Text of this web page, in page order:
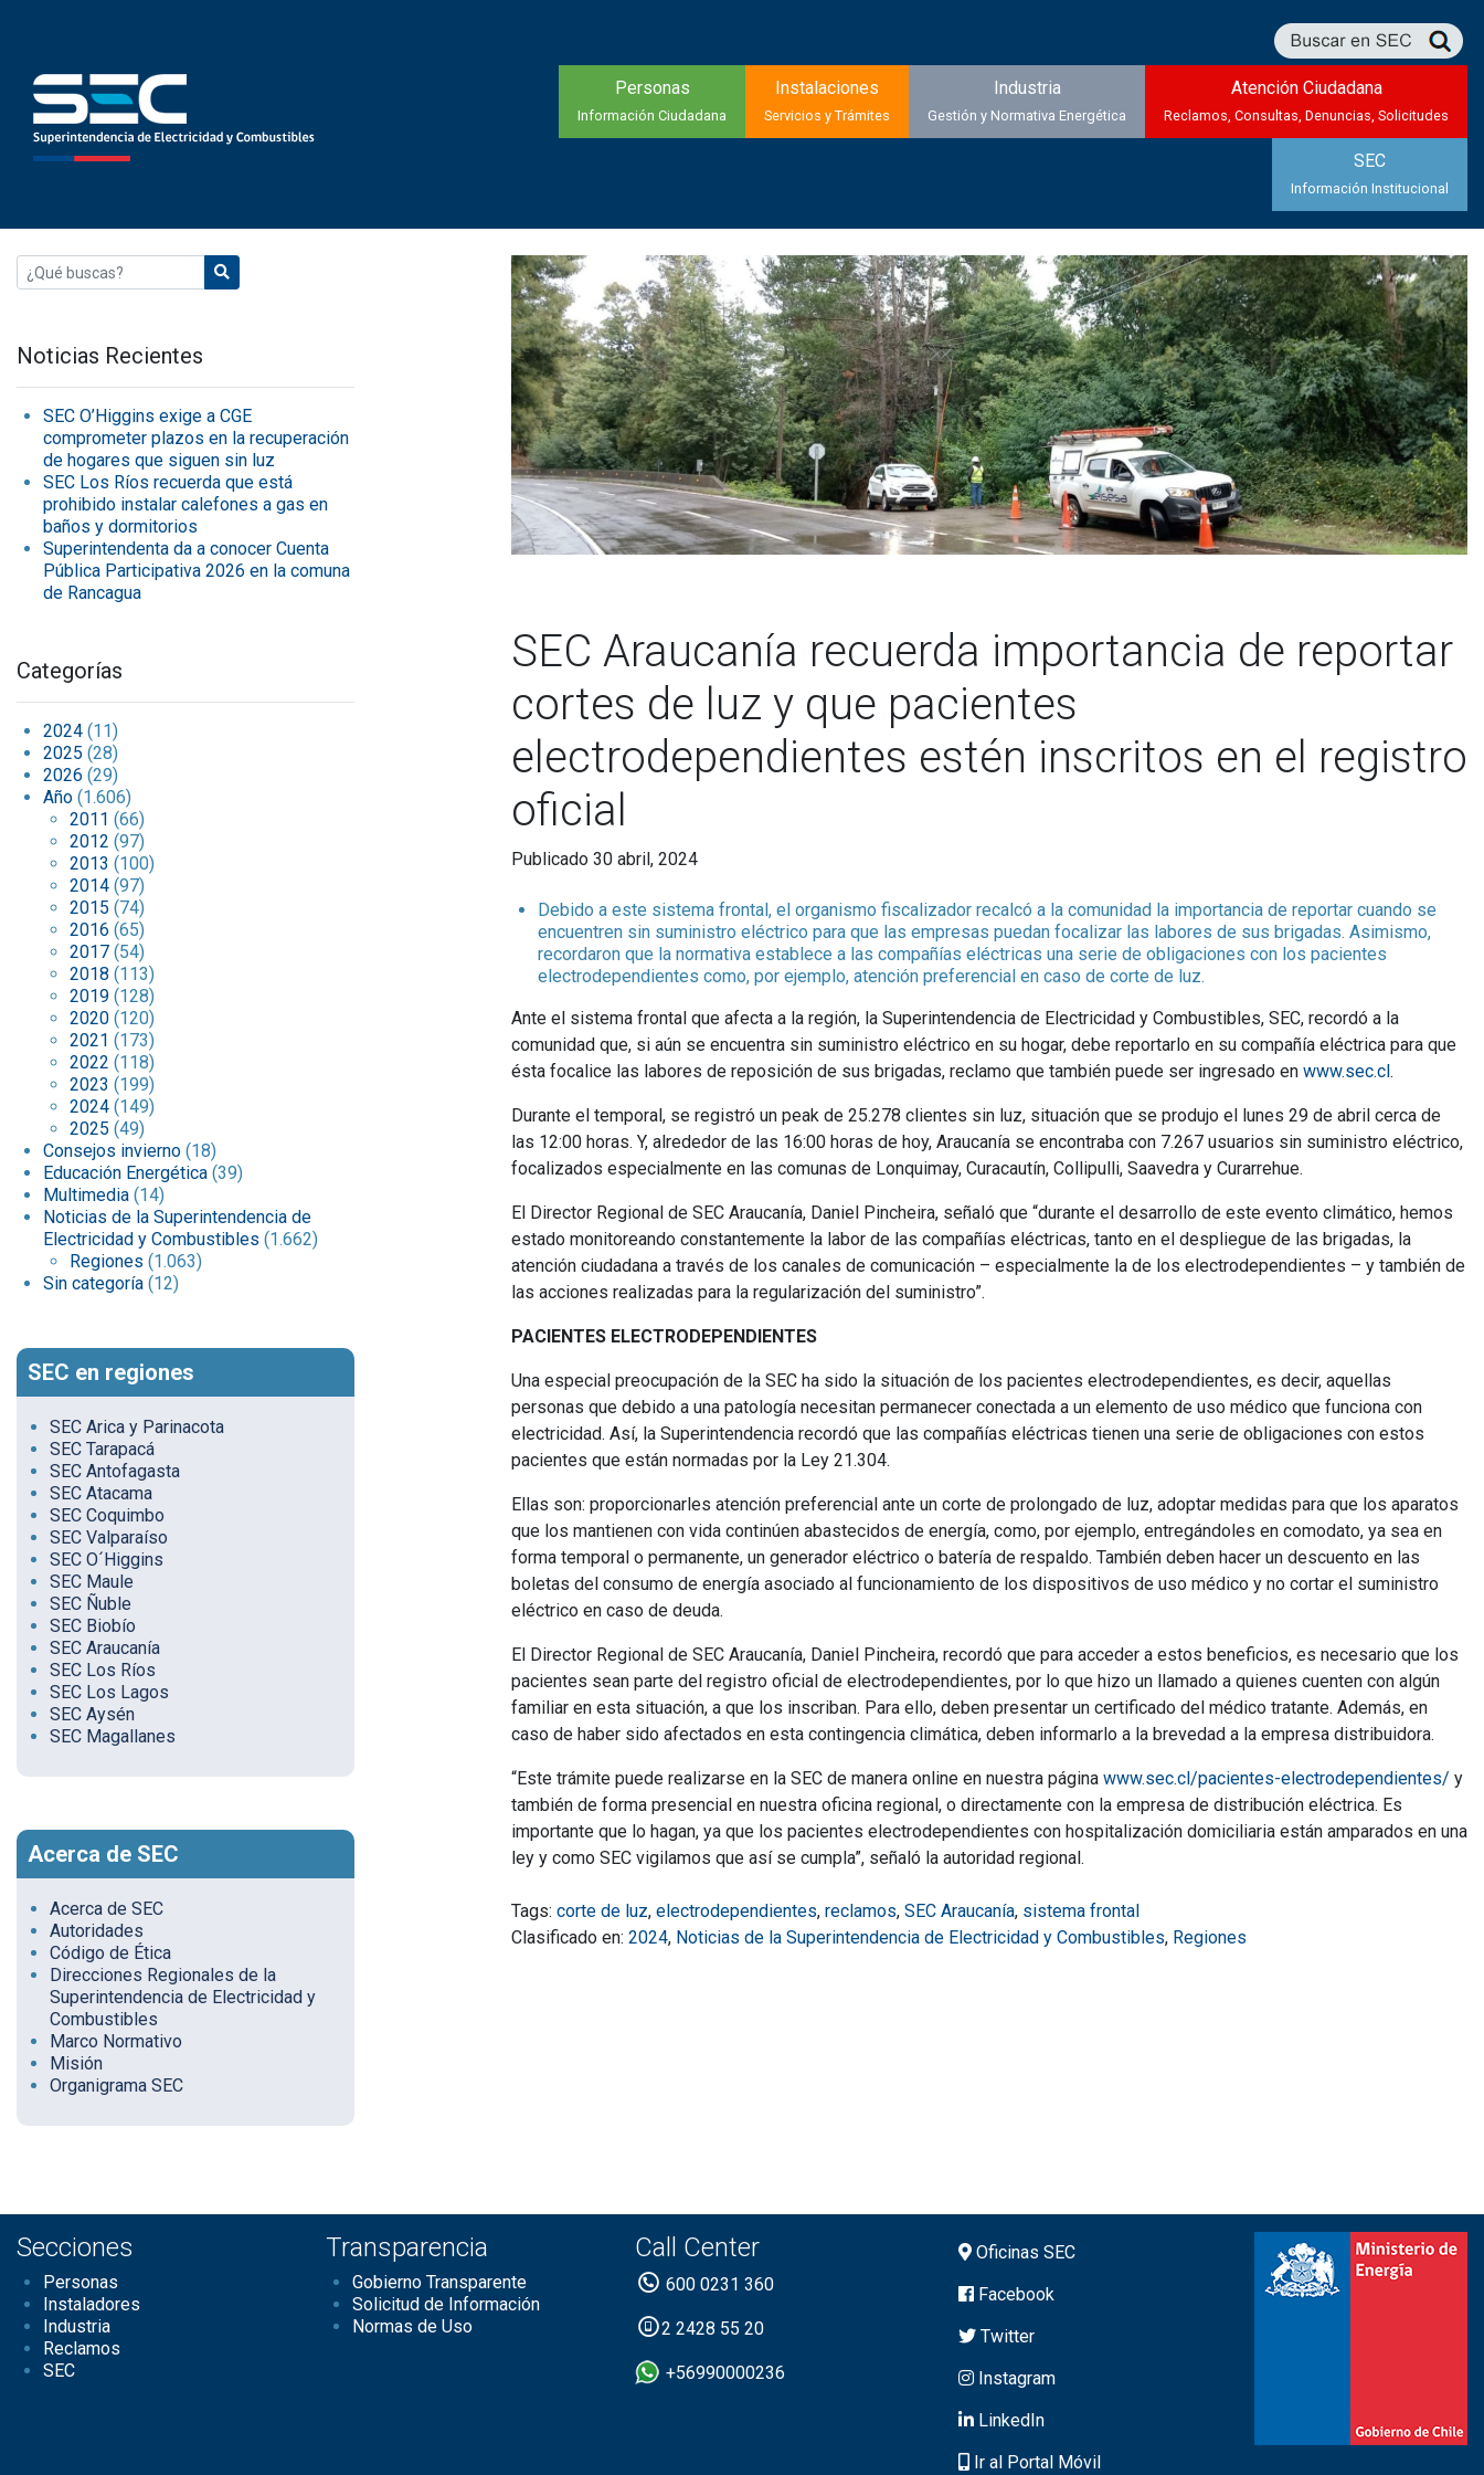
Personas
Información Ciudadana
Instalaciones
Servicios y Trámites
Industria
Gestión y Normativa Energética
Atención Ciudadana
Reclamos, Consultas, Denuncias, Solicitudes
SEC
Información Institucional
Noticias Recientes
SEC O’Higgins exige a CGE
comprometer plazos en la recuperación
de hogares que siguen sin luz
SEC Los Ríos recuerda que está
prohibido instalar calefones a gas en
baños y dormitorios
Superintendenta da a conocer Cuenta
Pública Participativa 2026 en la comuna
de Rancagua
Categorías
2024 (11)
2025 (28)
2026 (29)
Año (1.606)
2011 (66)
2012 (97)
2013 (100)
2014 (97)
2015 (74)
2016 (65)
2017 (54)
2018 (113)
2019 (128)
2020 (120)
2021 (173)
2022 (118)
2023 (199)
2024 (149)
2025 (49)
Consejos invierno (18)
Educación Energética (39)
Multimedia (14)
Noticias de la Superintendencia de
Electricidad y Combustibles (1.662)
Regiones (1.063)
Sin categoría (12)
SEC en regiones
SEC Arica y Parinacota
SEC Tarapacá
SEC Antofagasta
SEC Atacama
SEC Coquimbo
SEC Valparaíso
SEC O´Higgins
SEC Maule
SEC Ñuble
SEC Biobío
SEC Araucanía
SEC Los Ríos
SEC Los Lagos
SEC Aysén
SEC Magallanes
Acerca de SEC
Acerca de SEC
Autoridades
Código de Ética
Direcciones Regionales de la
Superintendencia de Electricidad y
Combustibles
Marco Normativo
Misión
Organigrama SEC
SEC Araucanía recuerda importancia de reportar
cortes de luz y que pacientes
electrodependientes estén inscritos en el registro
oficial
Publicado 30 abril, 2024
Debido a este sistema frontal, el organismo fiscalizador recalcó a la comunidad la importancia de reportar cuando se
encuentren sin suministro eléctrico para que las empresas puedan focalizar las labores de sus brigadas. Asimismo,
recordaron que la normativa establece a las compañías eléctricas una serie de obligaciones con los pacientes
electrodependientes como, por ejemplo, atención preferencial en caso de corte de luz.
Ante el sistema frontal que afecta a la región, la Superintendencia de Electricidad y Combustibles, SEC, recordó a la
comunidad que, si aún se encuentra sin suministro eléctrico en su hogar, debe reportarlo en su compañía eléctrica para que
ésta focalice las labores de reposición de sus brigadas, reclamo que también puede ser ingresado en www.sec.cl.
Durante el temporal, se registró un peak de 25.278 clientes sin luz, situación que se produjo el lunes 29 de abril cerca de
las 12:00 horas. Y, alrededor de las 16:00 horas de hoy, Araucanía se encontraba con 7.267 usuarios sin suministro eléctrico,
focalizados especialmente en las comunas de Lonquimay, Curacautín, Collipulli, Saavedra y Curarrehue.
El Director Regional de SEC Araucanía, Daniel Pincheira, señaló que “durante el desarrollo de este evento climático, hemos
estado monitoreando constantemente la labor de las compañías eléctricas, tanto en el despliegue de las brigadas, la
atención ciudadana a través de los canales de comunicación – especialmente la de los electrodependientes – y también de
las acciones realizadas para la regularización del suministro”.
PACIENTES ELECTRODEPENDIENTES
Una especial preocupación de la SEC ha sido la situación de los pacientes electrodependientes, es decir, aquellas
personas que debido a una patología necesitan permanecer conectada a un elemento de uso médico que funciona con
electricidad. Así, la Superintendencia recordó que las compañías eléctricas tienen una serie de obligaciones con estos
pacientes que están normadas por la Ley 21.304.
Ellas son: proporcionarles atención preferencial ante un corte de prolongado de luz, adoptar medidas para que los aparatos
que los mantienen con vida continúen abastecidos de energía, como, por ejemplo, entregándoles en comodato, ya sea en
forma temporal o permanente, un generador eléctrico o batería de respaldo. También deben hacer un descuento en las
boletas del consumo de energía asociado al funcionamiento de los dispositivos de uso médico y no cortar el suministro
eléctrico en caso de deuda.
El Director Regional de SEC Araucanía, Daniel Pincheira, recordó que para acceder a estos beneficios, es necesario que los
pacientes sean parte del registro oficial de electrodependientes, por lo que hizo un llamado a quienes cuenten con algún
familiar en esta situación, a que los inscriban. Para ello, deben presentar un certificado del médico tratante. Además, en
caso de haber sido afectados en esta contingencia climática, deben informarlo a la brevedad a la empresa distribuidora.
“Este trámite puede realizarse en la SEC de manera online en nuestra página www.sec.cl/pacientes-electrodependientes/ y
también de forma presencial en nuestra oficina regional, o directamente con la empresa de distribución eléctrica. Es
importante que lo hagan, ya que los pacientes electrodependientes con hospitalización domiciliaria están amparados en una
ley y como SEC vigilamos que así se cumpla”, señaló la autoridad regional.
Tags: corte de luz, electrodependientes, reclamos, SEC Araucanía, sistema frontal
Clasificado en: 2024, Noticias de la Superintendencia de Electricidad y Combustibles, Regiones
Secciones
Personas
Instaladores
Industria
Reclamos
SEC
Transparencia
Gobierno Transparente
Solicitud de Información
Normas de Uso
Call Center
600 0231 360
2 2428 55 20
+56990000236
Oficinas SEC
Facebook
Twitter
Instagram
LinkedIn
Ir al Portal Móvil